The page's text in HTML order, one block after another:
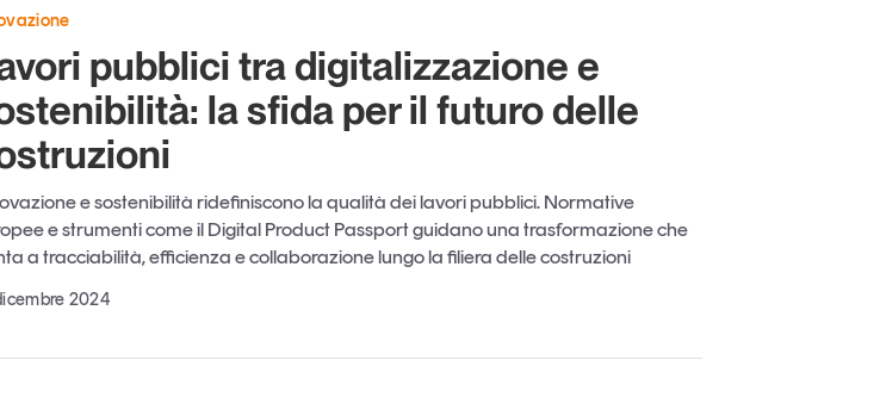
pubblici tra digitalizzazione e
la sfida per il futuro delle
e sostenibilità ridefiniscono la qualità dei lavori pubblici. Normative
e strumenti come il Digital Product Passport guidano una trasformazione che
a tracciabilità, efficienza e collaborazione lungo la filiera delle costruzioni
2024